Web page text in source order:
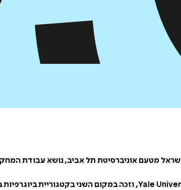
מטעם אוניברסיטת תל אביב, נושא עבודת